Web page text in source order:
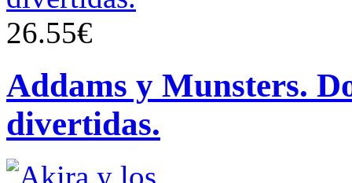
26.55€
Addams y Munsters.
divertidas.